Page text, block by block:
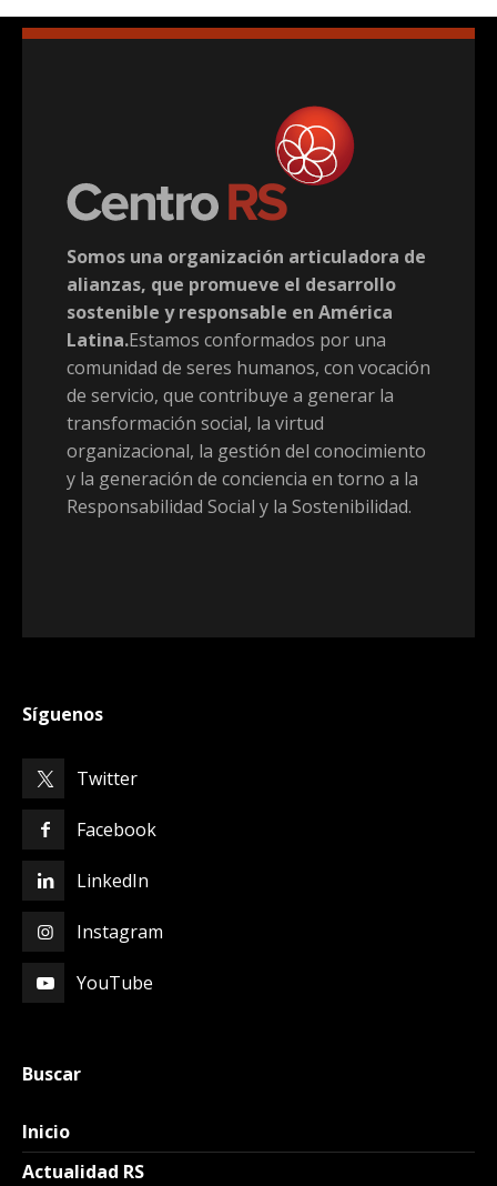
Somos una organización articuladora de
alianzas, que promueve el desarrollo
sostenible y responsable en América
Latina.Estamos conformados por una
comunidad de seres humanos, con vocación
de servicio, que contribuye a generar la
transformación social, la virtud
organizacional, la gestión del conocimiento
y la generación de conciencia en torno a la
Responsabilidad Social y la Sostenibilidad.
Síguenos
Twitter
Facebook
LinkedIn
Instagram
YouTube
Buscar
Inicio
Actualidad RS